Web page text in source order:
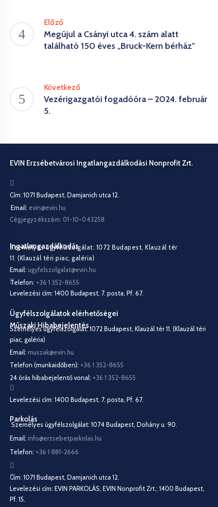
Előző
Megújul a Csányi utca 4. szám alatt
található 150 éves „Bruck-Kern bérház”
Következő
Vezérigazgatói fogadóóra – 2024. február
5.
EVIN Erzsébetvárosi Ingatlangazdálkodási Nonprofit Zrt.
Cím: 1071 Budapest, Damjanich utca 12.
Email: evin@evin.hu
Cégjegyzékszám: 01-10-043258
Ingatlangazdálkodás
Személyes ügyfélszolgálat: 1072 Budapest, Klauzál tér
11. (Klauzál téri piac, galéria)
Email: ugyfelszolgalat@evin.hu
Telefon: +36 1 352-8655
Levelezési cím: 1400 Budapest, 7. posta, Pf. 67.
Ügyfélszolgálatok elérhetőségei
Műszaki Hibabejelentés
Személyes ügyfélszolgálat: 1072 Budapest, Klauzál tér 11. (Klauzál téri
piac, galéria)
Email: muszak@evin.hu
Telefon (munkaidőben): +36 1 352-8655
24 órás hibabejelentő vonal: +36 1 352-8655
Levelezési cím: 1400 Budapest, 7. posta, Pf. 67.
Parkolás
Személyes ügyfélszolgálat: 1074 Budapest, Dohány u. 90.
Email: info@erzsebetparkolas.hu
Telefon: +36 1 881-2666
Cím: 1071 Budapest, Damjanich utca 12.
Levelezési cím: EVIN PARKOLÁS, EVIN Nonprofit Zrt.; 1400 Budapest,
Pf. 15.